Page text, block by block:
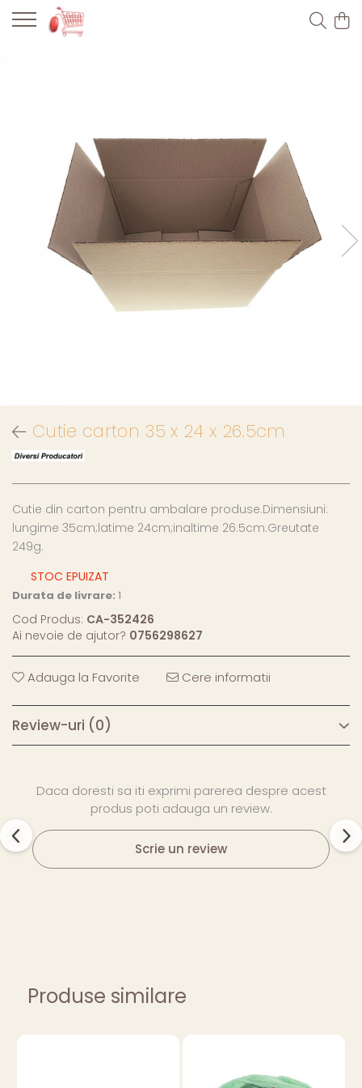
Cutie carton 35 x 24 x 26.5cm
Cutie din carton pentru ambalare produse.Dimensiuni:
lungime 35cm;latime 24cm;inaltime 26.5cm.Greutate
249g.
STOC EPUIZAT
Durata de livrare: 1
Cod Produs: CA-352426
Ai nevoie de ajutor? 0756298627
Adauga la Favorite Cere informatii
Review-uri (0)
Daca doresti sa iti exprimi parerea despre acest
produs poti adauga un review.
Scrie un review
Produse similare